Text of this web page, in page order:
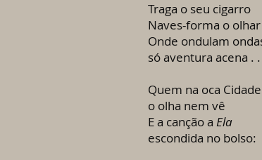
Traga o seu cigarro
Naves-forma o olhar
Onde ondulam
só aventura acena .
Quem na oca Cidade
o olha nem vê
E a canção a Ela
escondida no bolso: